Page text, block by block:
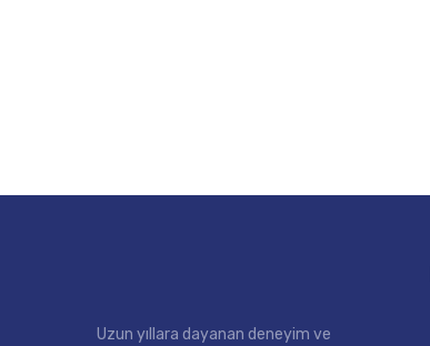
Uzun yıllara dayanan deneyim ve